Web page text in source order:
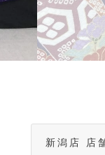
新潟店 店